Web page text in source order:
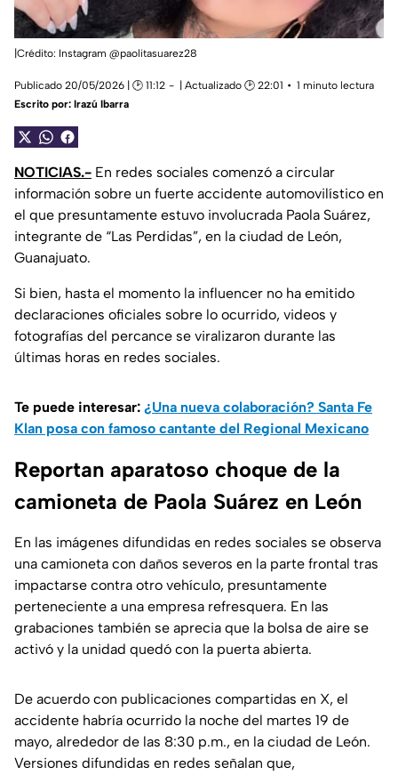
|Crédito: Instagram @paolitasuarez28
Publicado 20/05/2026 | 🕑 11:12 | Actualizado 🕑 22:01
1 minuto lectura
Escrito por: Irazú Ibarra
NOTICIAS.- En redes sociales comenzó a circular
información sobre un fuerte accidente automovilístico en
el que presuntamente estuvo involucrada Paola Suárez,
integrante de “Las Perdidas”, en la ciudad de León,
Guanajuato.
Si bien, hasta el momento la influencer no ha emitido
declaraciones oficiales sobre lo ocurrido, videos y
fotografías del percance se viralizaron durante las
últimas horas en redes sociales.
Te puede interesar: ¿Una nueva colaboración? Santa Fe
Klan posa con famoso cantante del Regional Mexicano
Reportan aparatoso choque de la
camioneta de Paola Suárez en León
En las imágenes difundidas en redes sociales se observa
una camioneta con daños severos en la parte frontal tras
impactarse contra otro vehículo, presuntamente
perteneciente a una empresa refresquera. En las
grabaciones también se aprecia que la bolsa de aire se
activó y la unidad quedó con la puerta abierta.
De acuerdo con publicaciones compartidas en X, el
accidente habría ocurrido la noche del martes 19 de
mayo, alrededor de las 8:30 p.m., en la ciudad de León.
Versiones difundidas en redes señalan que,